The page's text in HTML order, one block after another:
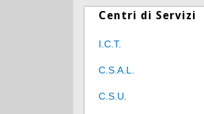
Centri di Servizi
I.C.T.
C.S.A.L.
C.S.U.